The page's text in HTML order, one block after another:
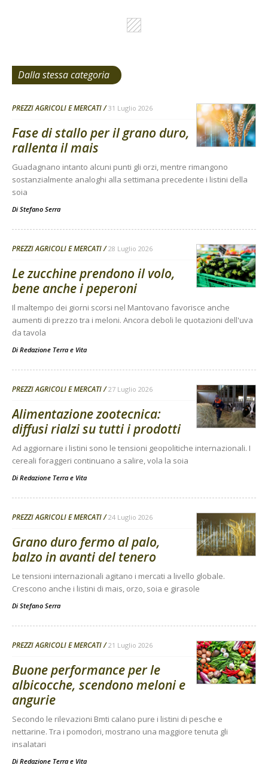
Dalla stessa categoria
PREZZI AGRICOLI E MERCATI 31 Luglio 2026
Fase di stallo per il grano duro,
rallenta il mais
Guadagnano intanto alcuni punti gli orzi, mentre rimangono
sostanzialmente analoghi alla settimana precedente i listini della
soia
Di Stefano Serra
PREZZI AGRICOLI E MERCATI 28 Luglio 2026
Le zucchine prendono il volo,
bene anche i peperoni
Il maltempo dei giorni scorsi nel Mantovano favorisce anche
aumenti di prezzo tra i meloni. Ancora deboli le quotazioni dell'uva
da tavola
Di Redazione Terra e Vita
PREZZI AGRICOLI E MERCATI 27 Luglio 2026
Alimentazione zootecnica:
diffusi rialzi su tutti i prodotti
Ad aggiornare i listini sono le tensioni geopolitiche internazionali. I
cereali foraggeri continuano a salire, vola la soia
Di Redazione Terra e Vita
PREZZI AGRICOLI E MERCATI 24 Luglio 2026
Grano duro fermo al palo,
balzo in avanti del tenero
Le tensioni internazionali agitano i mercati a livello globale.
Crescono anche i listini di mais, orzo, soia e girasole
Di Stefano Serra
PREZZI AGRICOLI E MERCATI 21 Luglio 2026
Buone performance per le
albicocche, scendono meloni e
angurie
Secondo le rilevazioni Bmti calano pure i listini di pesche e
nettarine. Tra i pomodori, mostrano una maggiore tenuta gli
insalatari
Di Redazione Terra e Vita